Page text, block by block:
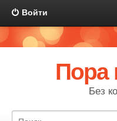
Войти
Пора
Без